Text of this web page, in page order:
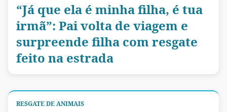
“Já que ela é minha filha, é tua
irmã”: Pai volta de viagem e
surpreende filha com resgate
feito na estrada
RESGATE DE ANIMAIS